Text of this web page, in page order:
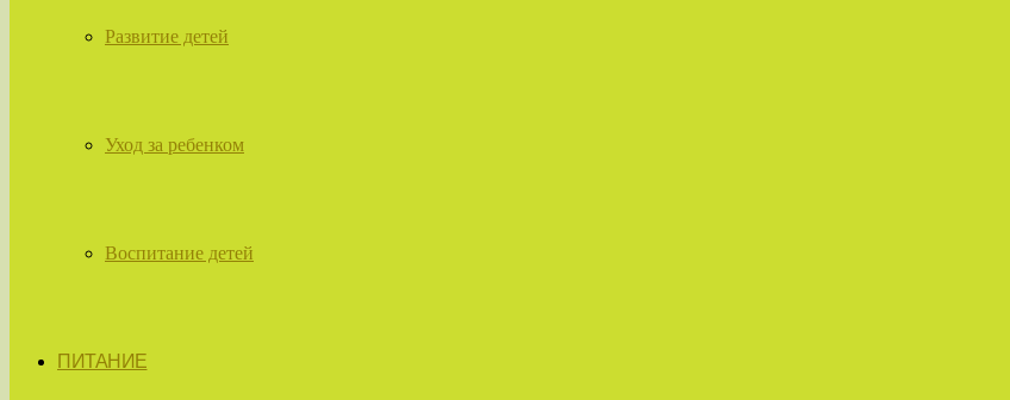
Развитие детей
Уход за ребенком
Воспитание детей
ПИТАНИЕ